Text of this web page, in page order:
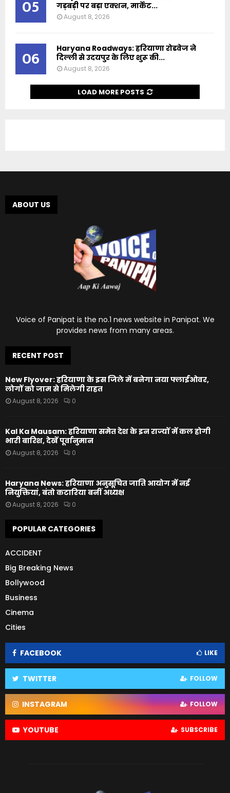
05
गड़बड़ी पर बड़ा एक्शन, मार्केट...
August 8, 2026
06
Haryana Roadways: हरियाणा रोडवेज ने
दिल्ली से उदयपुर के लिए शुरू की...
August 8, 2026
LOAD MORE POSTS
ABOUT US
Voice of Panipat is the no.1 news website in Panipat. We
provides news from many areas.
RECENT POST
New Flyover: हरियाणा के इस जिले में बनेगा नया फ्लाईओवर,
लोगों को जाम से मिलेगी राहत
August 8, 2026 0
Kal Ka Mausam: हरियाणा समेत देश के इन राज्यों में कल होगी
भारी बारिश, देखें पूर्वानुमान
August 8, 2026 0
Haryana News: हरियाणा अनुसूचित जाति आयोग में नई
नियुक्तियां, बंतो कटारिया बनीं अध्यक्ष
August 8, 2026 0
POPULAR CATEGORIES
ACCIDENT
Big Breaking News
Bollywood
Business
Cinema
Cities
FACEBOOK LIKE
TWITTER FOLLOW
INSTAGRAM FOLLOW
YOUTUBE SUBSCRIBE